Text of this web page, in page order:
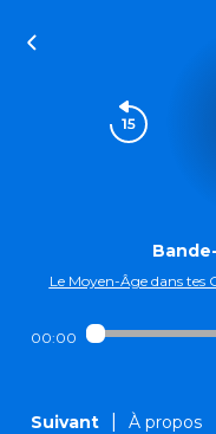
Le Moyen-Âge dans tes
00:00
Suivant À propos